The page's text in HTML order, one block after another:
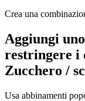
Crea una
Aggiungi
restringere i
Zucchero /
Usa abbinamenti